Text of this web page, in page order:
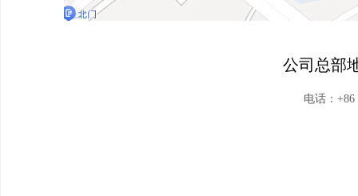
电话：
公司总部